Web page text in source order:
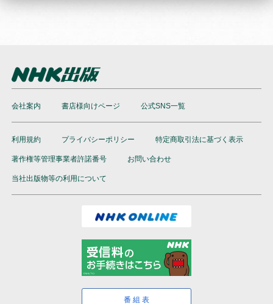
会社案内 書店様向けページ 公式SNS一覧
利用規約 プライバシーポリシー 特定商取引法に基づく表示
著作権等管理事業者許諾番号 お問い合わせ
当社出版物等の利用について
番組表